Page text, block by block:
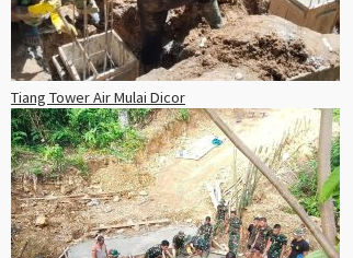
Tiang Tower Air Mulai Dicor